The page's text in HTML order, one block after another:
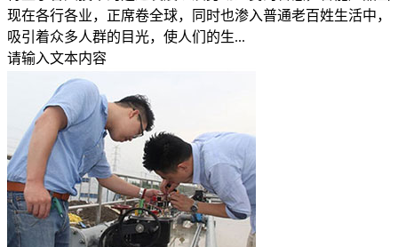
现在各行各业，正席卷全球，同时也渗入普通老百姓生活中，
吸引着众多人群的目光，使人们的生...
请输入文本内容